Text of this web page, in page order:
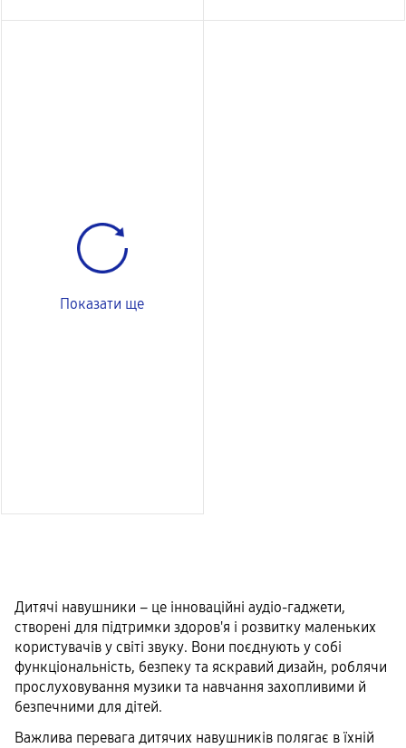
Показати ще
Дитячі навушники – це інноваційні аудіо-гаджети,
створені для підтримки здоров'я і розвитку маленьких
користувачів у світі звуку. Вони поєднують у собі
функціональність, безпеку та яскравий дизайн, роблячи
прослуховування музики та навчання захопливими й
безпечними для дітей.
Важлива перевага дитячих навушників полягає в їхній